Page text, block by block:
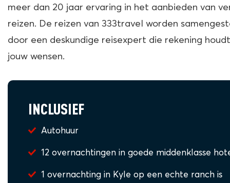
meer dan 20 jaar ervaring in het aanbieden van
reizen. De reizen van 333travel worden
door een deskundige reisexpert die rekening
jouw wensen.
INCLUSIEF
Autohuur
12 overnachtingen in goede middenklasse
1 overnachting in Kyle op een echte ranch is